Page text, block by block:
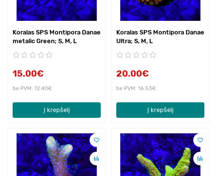
Koralas SPS Montipora Danae
metalic Green; S, M, L
15.00€
be PVM: 12.40€
Į krepšelį
Koralas SPS Montipora Danae
Ultra; S, M, L
20.00€
be PVM: 16.53€
Į krepšelį